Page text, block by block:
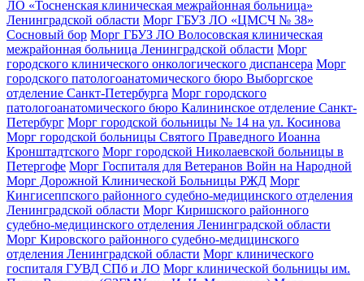
ЛО «Тосненская клиническая межрайонная больница»
Ленинградской области Морг ГБУЗ ЛО «ЦМСЧ № 38»
Сосновый бор Морг ГБУЗ ЛО Волосовская клиническая
межрайонная больница Ленинградской области Морг
городского клинического онкологического диспансера Морг
городского патологоанатомического бюро Выборгское
отделение Санкт-Петербурга Морг городского
патологоанатомического бюро Калининское отделение Санкт-
Петербург Морг городской больницы № 14 на ул. Косинова
Морг городской больницы Святого Праведного Иоанна
Кронштадтского Морг городской Николаевской больницы в
Петергофе Морг Госпиталя для Ветеранов Войн на Народной
Морг Дорожной Клинической Больницы РЖД Морг
Кингисеппского районного судебно-медицинского отделения
Ленинградской области Морг Киришского районного
судебно-медицинского отделения Ленинградской области
Морг Кировского районного судебно-медицинского
отделения Ленинградской области Морг клинического
госпиталя ГУВД СПб и ЛО Морг клинической больницы им.